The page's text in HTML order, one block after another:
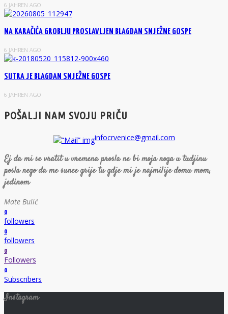
6 JAHREN AGO
NA KARAČIĆA GROBLJU PROSLAVLJEN BLAGDAN SNJEŽNE GOSPE
6 JAHREN AGO
SUTRA JE BLAGDAN SNJEŽNE GOSPE
6 JAHREN AGO
POŠALJI NAM SVOJU PRIČU
infocrvenice@gmail.com
Ej da mi se vratit u vremena prosla ne bi moja noga u tudjinu
posla nego da me sunce grije tu gdje mi je najmilije domu mom,
jedinom
Mate Bulić
0
followers
0
followers
0
Followers
0
Subscribers
Instagram